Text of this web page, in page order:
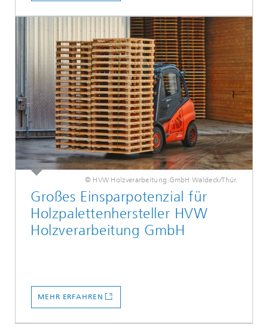
© HVW Holzverarbeitung GmbH Waldeck/Thür.
Großes Einsparpotenzial für
Holzpalettenhersteller HVW
Holzverarbeitung GmbH
MEHR ERFAHREN